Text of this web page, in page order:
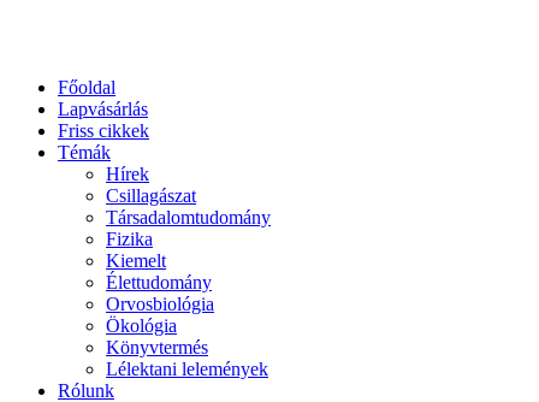
Főoldal
Lapvásárlás
Friss cikkek
Témák
Hírek
Csillagászat
Társadalomtudomány
Fizika
Kiemelt
Élettudomány
Orvosbiológia
Ökológia
Könyvtermés
Lélektani lelemények
Rólunk